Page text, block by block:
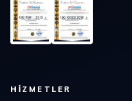
HIZMETLER